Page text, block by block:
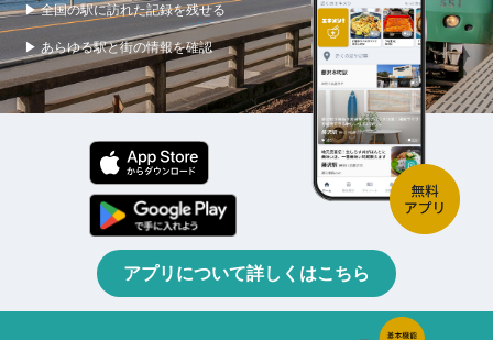
▶ 全国の駅に訪れた記録を残せる
▶ あらゆる駅と街の情報を確認
アプリについて詳しくはこちら